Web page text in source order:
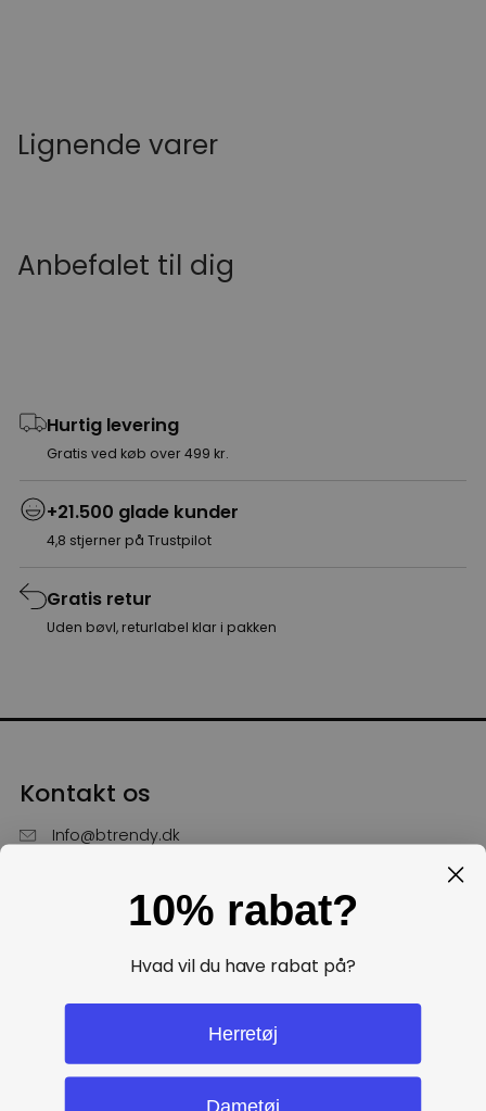
Lignende varer
Anbefalet til dig
Hurtig levering
Gratis ved køb over 499 kr.
+21.500 glade kunder
4,8 stjerner på Trustpilot
Gratis retur
Uden bøvl, returlabel klar i pakken
Kontakt os
Info@btrendy.dk
Hverdage fra kl. 10 - 16
10% rabat?
Hvad vil du have rabat på?
Herretøj